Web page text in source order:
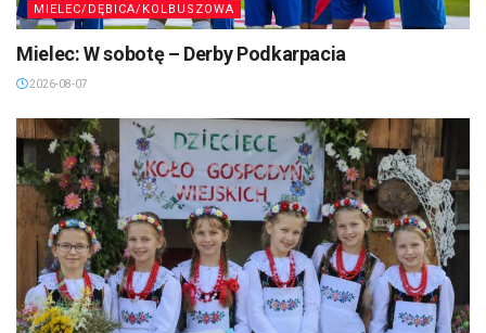
MIELEC/DĘBICA/KOLBUSZOWA
Mielec: W sobotę – Derby Podkarpacia
2026-08-07